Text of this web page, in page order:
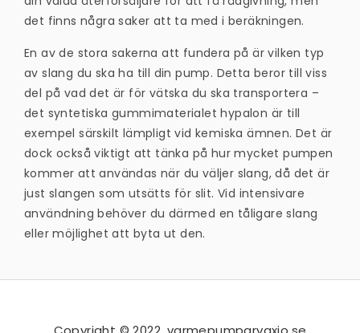
det finns några saker att ta med i beräkningen.
En av de stora sakerna att fundera på är vilken typ
av slang du ska ha till din pump. Detta beror till viss
del på vad det är för vätska du ska transportera –
det syntetiska gummimaterialet hypalon är till
exempel särskilt lämpligt vid kemiska ämnen. Det är
dock också viktigt att tänka på hur mycket pumpen
kommer att användas när du väljer slang, då det är
just slangen som utsätts för slit. Vid intensivare
användning behöver du därmed en tåligare slang
eller möjlighet att byta ut den.